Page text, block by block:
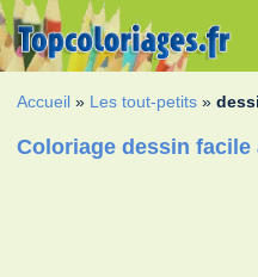
Accueil » Les tout-petits »
Coloriage dessin facile